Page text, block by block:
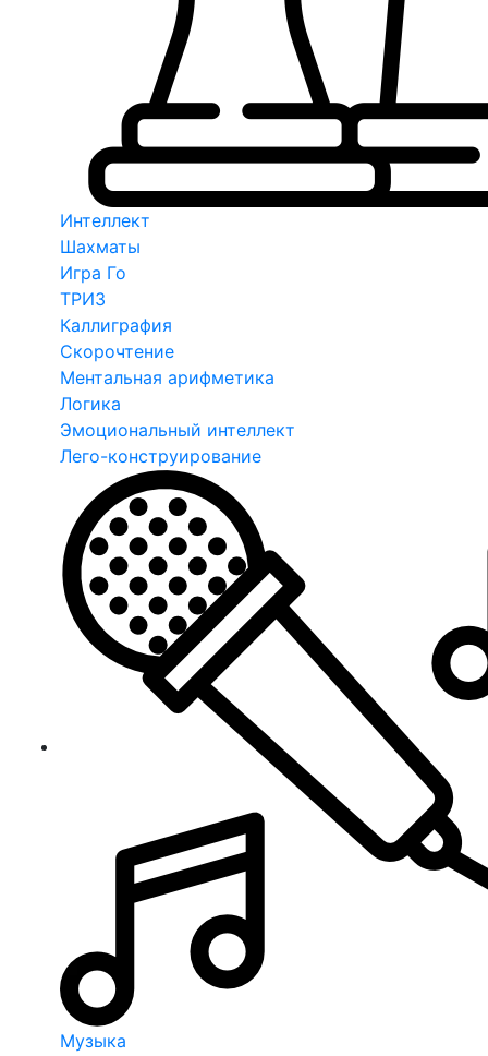
Интеллект
Шахматы
Игра Го
ТРИЗ
Каллиграфия
Скорочтение
Ментальная арифметика
Логика
Эмоциональный интеллект
Лего-конструирование
Музыка